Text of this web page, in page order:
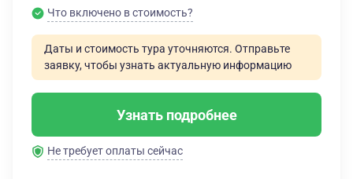
Что включено в стоимость?
Даты и стоимость тура уточняются. Отправьте
заявку, чтобы узнать актуальную информацию
Узнать подробнее
Не требует оплаты сейчас